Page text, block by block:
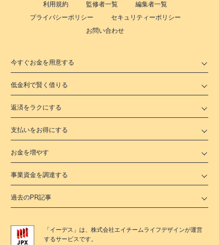
利用規約
監修者一覧
編集者一覧
プライバシーポリシー
セキュリティーポリシー
お問い合わせ
今すぐお金を用意する
低金利で賢く借りる
返済をラクにする
支払いをお得にする
お金を増やす
事業資金を調達する
過去のPR記事
「 イーデス 」は、株式会社エイチームライフデザインが運営
するサービスです。